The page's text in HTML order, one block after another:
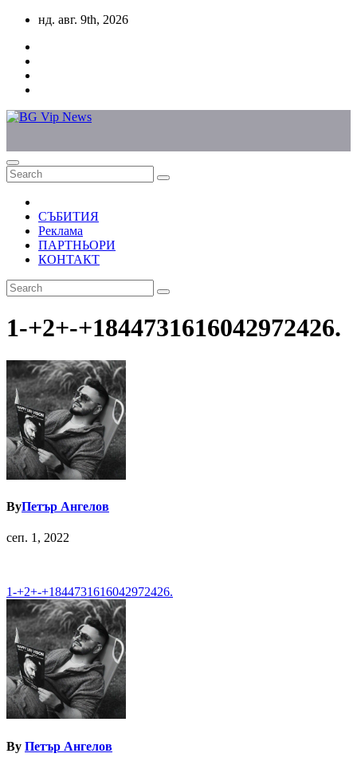
Skip
content
нд. авг. 9th, 2026
СЪБИТИЯ
Реклама
ПАРТНЬОРИ
КОНТАКТ
1-+2+-+1844731616042972426.
ByПетър Ангелов
сеп. 1, 2022
Навигация
1-+2+-+1844731616042972426.
By Петър Ангелов